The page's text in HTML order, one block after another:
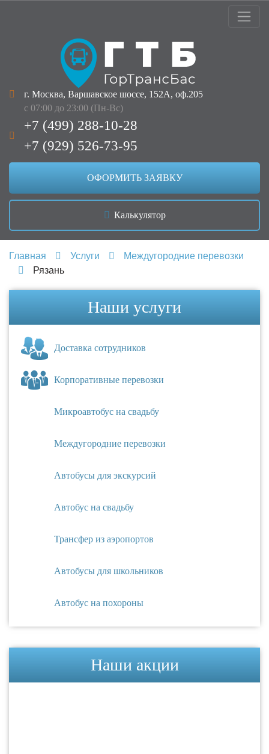
г. Москва, Варшавское шоссе, 152А, оф.205
с 07:00 до 23:00 (Пн-Вс)
+7 (499) 288-10-28
+7 (929) 526-73-95
ОФОРМИТЬ ЗАЯВКУ
Калькулятор
Главная Услуги
Междугородние перевозки
Рязань
Наши услуги
Доставка сотрудников
Корпоративные перевозки
Микроавтобус на свадьбу
Междугородние перевозки
Автобусы для экскурсий
Автобус на свадьбу
Трансфер из аэропортов
Автобусы для школьников
Автобус на похороны
Наши акции